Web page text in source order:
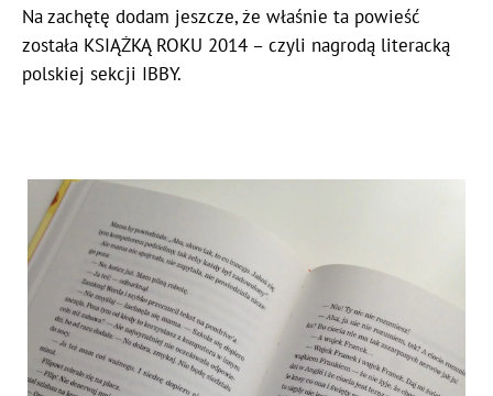
Na zachętę dodam jeszcze, że właśnie ta powieść
została KSIĄŻKĄ ROKU 2014 – czyli nagrodą literacką
polskiej sekcji IBBY.